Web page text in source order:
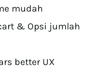
mudah
& Opsi jumlah
better UX